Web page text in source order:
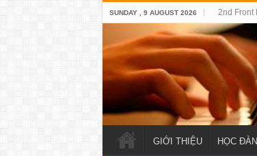
SUNDAY , 9 AUGUST 2026 2nd Front
GIỚI THIỆU HỌC ĐÀN